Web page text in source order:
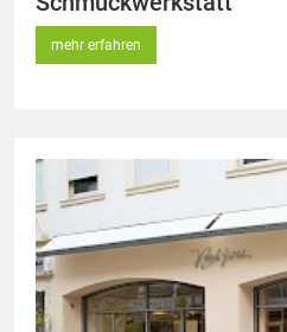
mehr erfahren